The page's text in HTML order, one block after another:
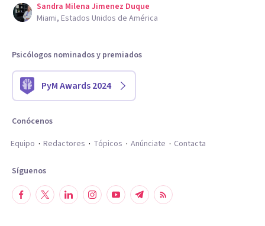
Sandra Milena Jimenez Duque
Miami, Estados Unidos de América
Psicólogos nominados y premiados
PyM Awards 2024
Conócenos
Equipo
Redactores Tópicos Anúnciate Contacta
Síguenos